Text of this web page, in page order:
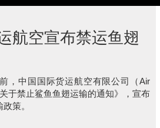
航空宣布禁运鱼翅
，中国国际货运航空有限公司（Air
于禁止鲨鱼鱼翅运输的通知》，宣布
策。